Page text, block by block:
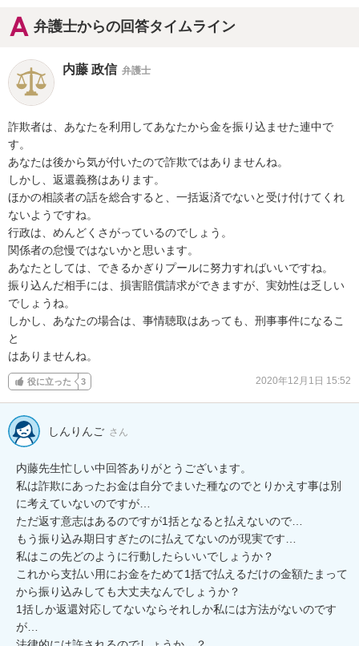
弁護士からの回答タイムライン
内藤 政信 弁護士
詐欺者は、あなたを利用してあなたから金を振り込ませた連中で
す。
あなたは後から気が付いたので詐欺ではありませんね。
しかし、返還義務はあります。
ほかの相談者の話を総合すると、一括返済でないと受け付けてくれ
ないようですね。
行政は、めんどくさがっているのでしょう。
関係者の怠慢ではないかと思います。
あなたとしては、できるかぎりプールに努力すればいいですね。
振り込んだ相手には、損害賠償請求ができますが、実効性は乏しい
でしょうね。
しかし、あなたの場合は、事情聴取はあっても、刑事事件になるこ
と
はありませんね。
役に立った 3 2020年12月1日 15:52
しんりんご さん
内藤先生忙しい中回答ありがとうございます。
私は詐欺にあったお金は自分でまいた種なのでとりかえす事は別
に考えていないのですが…
ただ返す意志はあるのですが1括となると払えないので…
もう振り込み期日すぎたのに払えてないのが現実です…
私はこの先どのように行動したらいいでしょうか？
これから支払い用にお金をためて1括で払えるだけの金額たまって
から振り込みしても大丈夫なんでしょうか？
1括しか返還対応してないならそれしか私には方法がないのです
が…